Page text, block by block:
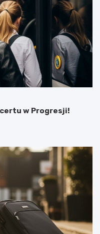
w Progresji!